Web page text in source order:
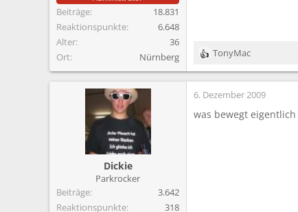
Beiträge
18.831
Reaktionspunkte
6.648
Alter
36
Ort
Nürnberg
R
e
a
k
i
TonyMac
Dickie
Parkrocker
Beiträge
3.642
Reaktionspunkte
318
6. Dezember 2009
was bewegt